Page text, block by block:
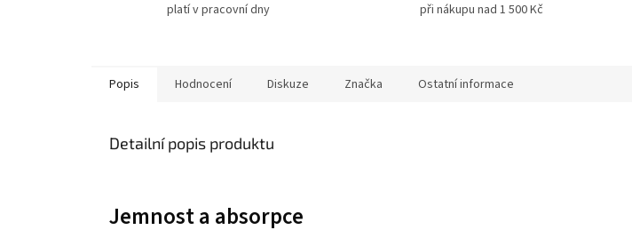
platí v pracovní dny při nákupu nad 1 500 Kč
Popis Hodnocení Diskuze Značka Ostatní informace
Detailní popis produktu
Jemnost a absorpce